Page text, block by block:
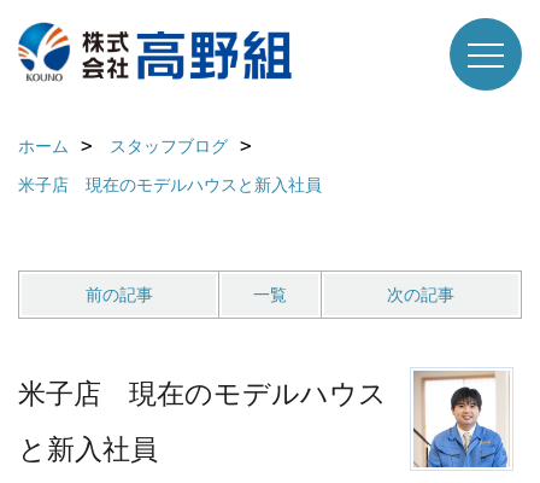
ホーム
スタッフブログ
米子店 現在のモデルハウスと新入社員
前の記事 一覧 次の記事
米子店 現在のモデルハウス
と新入社員